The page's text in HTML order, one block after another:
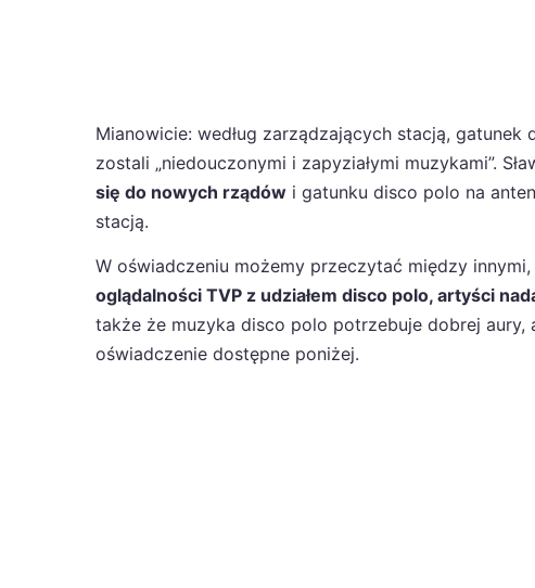
Mianowicie: według zarządzających stacją,
zostali „niedouczonymi i zapyziałymi muzykami”.
się do nowych rządów i gatunku disco polo na
stacją.
W oświadczeniu możemy przeczytać między
oglądalności TVP z udziałem disco polo, artyści
także że muzyka disco polo potrzebuje dobrej aury,
oświadczenie dostępne poniżej.